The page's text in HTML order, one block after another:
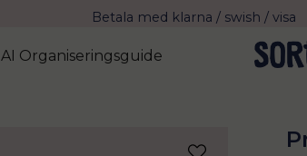
Fri frakt över 799 kr eller vid
Leverans 2-4 arbetsdagar med
AI Organiseringsguide